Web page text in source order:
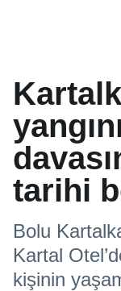
tarihi
Bolu
Kartal
kişinin